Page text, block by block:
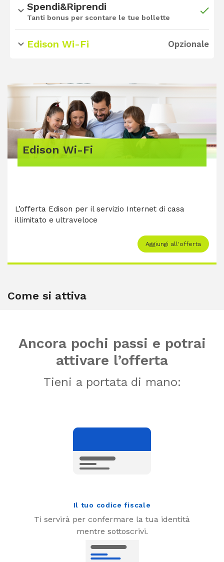
Spendi&Riprendi
Tanti bonus per scontare le tue bollette
per scontare le tue bollette con l’iniziativa
Edison Wi-Fi Opzionale
Edison Wi-Fi
L’offerta Edison per il servizio Internet di casa
illimitato e ultraveloce
Aggiungi all'offerta
Come si attiva
Ancora pochi passi e potrai
attivare l’offerta
Tieni a portata di mano:
Il tuo codice fiscale
Ti servirà per confermare la tua identità
mentre sottoscrivi.